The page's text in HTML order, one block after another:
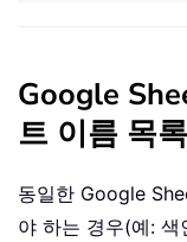
Google
트 이름 목
동일한 Google
야 하는 경우(예: